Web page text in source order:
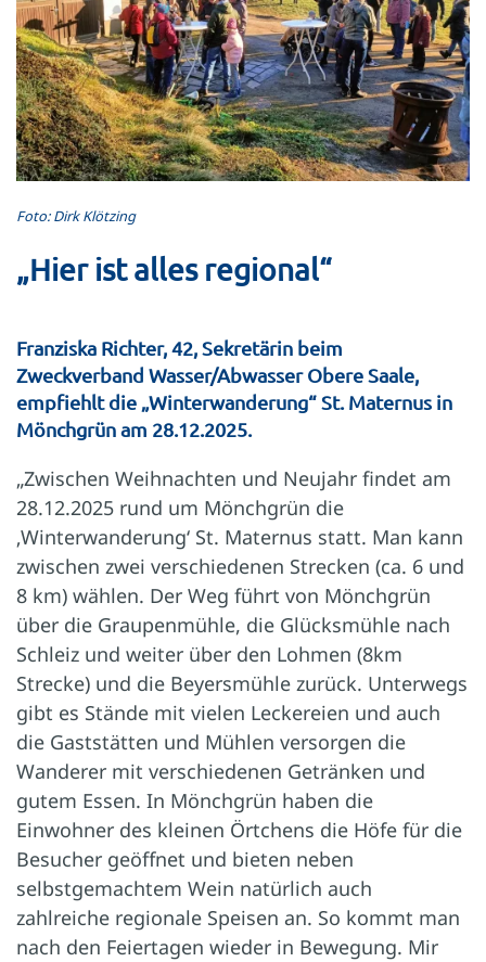
Foto: Dirk Klötzing
„Hier ist alles regional“
Franziska Richter, 42, Sekretärin beim
Zweckverband Wasser/Abwasser Obere Saale,
empfiehlt die „Winterwanderung“ St. Maternus in
Mönchgrün am 28.12.2025.
„Zwischen Weihnachten und Neujahr findet am
28.12.2025 rund um Mönchgrün die
‚Winterwanderung‘ St. Maternus statt. Man kann
zwischen zwei verschiedenen Strecken (ca. 6 und
8 km) wählen. Der Weg führt von Mönchgrün
über die Graupenmühle, die Glücksmühle nach
Schleiz und weiter über den Lohmen (8km
Strecke) und die Beyersmühle zurück. Unterwegs
gibt es Stände mit vielen Leckereien und auch
die Gaststätten und Mühlen versorgen die
Wanderer mit verschiedenen Getränken und
gutem Essen. In Mönchgrün haben die
Einwohner des kleinen Örtchens die Höfe für die
Besucher geöffnet und bieten neben
selbstgemachtem Wein natürlich auch
zahlreiche regionale Speisen an. So kommt man
nach den Feiertagen wieder in Bewegung. Mir